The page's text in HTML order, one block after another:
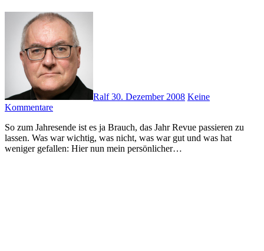
Ralf30. Dezember 2008 Keine
Kommentare
So zum Jahresende ist es ja Brauch, das Jahr Revue passieren zu
lassen. Was war wichtig, was nicht, was war gut und was hat
weniger gefallen: Hier nun mein persönlicher…